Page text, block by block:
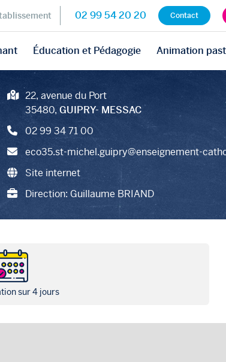
02 99 54 20 20 Contact
Éducation et Pédagogie Animation
22, avenue du Port
35480,GUIPRY- MESSAC
02 99 34 71 00
eco35.st-michel.guipry@enseignement-
Site internet
Direction: Guillaume BRIAND
sur 4 jours